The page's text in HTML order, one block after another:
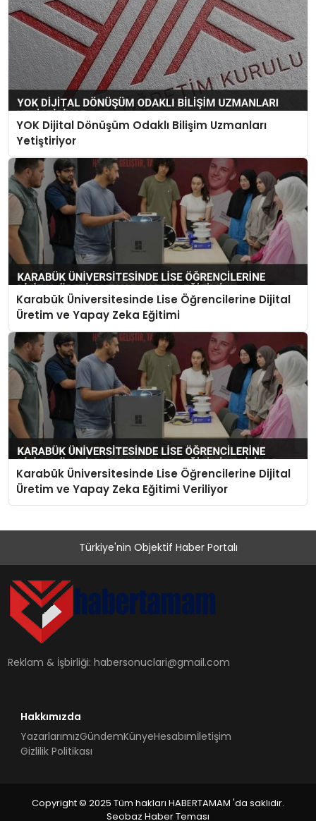
YOK Dijital Dönüşüm Odaklı Bilişim Uzmanları
Yetiştiriyor
Karabük Üniversitesinde Lise Öğrencilerine Dijital
Üretim ve Yapay Zeka Eğitimi
Karabük Üniversitesinde Lise Öğrencilerine Dijital
Üretim ve Yapay Zeka Eğitimi Veriliyor
Türkiye'nin Objektif Haber Portalı
Reklam & İşbirliği:habersonuclari@gmail.com
Hakkımızda
YazarlarımızGündemKünyeHesabımİletişim
Gizlilik Politikası
Copyright © 2025 Tüm hakları HABERTAMAM 'da saklıdır.
Seobaz Haber Teması